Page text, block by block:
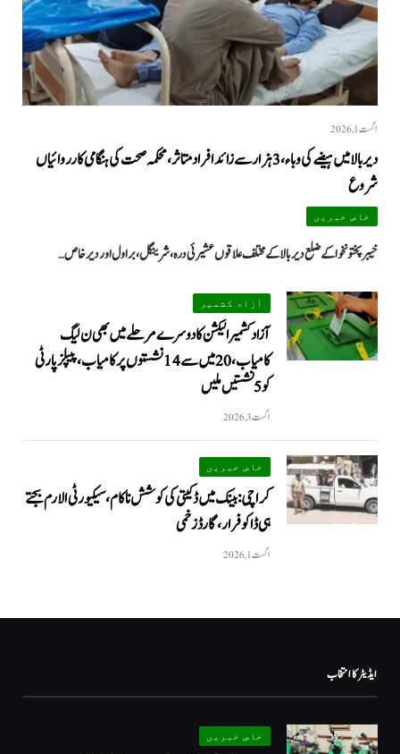
اگست 1, 2026
دیر بالا میں ہیضے کی وباء، 3 ہزار سے زائد افراد متاثر، محکمہ صحت کی ہنگامی کارروائیاں
شروع
خاص خبریں
خیبرپختونخوا کے ضلع دیر بالا کے مختلف علاقوں عشیرئی درہ، شرینگل، براول اور دیر خاص…
آزاد کشمیر
آزاد کشمیر الیکشن کا دوسرے مرحلے میں بھی ن لیگ
کامیاب، 20 میں سے 14 نشستوں پر کامیاب، پیپلزپارٹی
کو 5 نشستیں ملیں
اگست 3, 2026
خاص خبریں
کراچی: بینک میں ڈکیتی کی کوشش ناکام، سیکیورٹی الارم بجتے
ہی ڈاکو فرار، گارڈ زخمی
اگست 1, 2026
ایڈیٹر کا انتخاب
خاص خبریں